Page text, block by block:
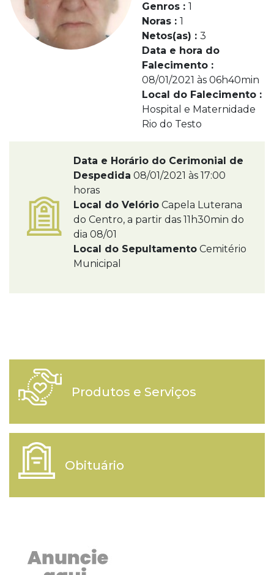
Genros : 1
Noras : 1
Netos(as) : 3
Data e hora do
Falecimento :
08/01/2021 às 06h40min
Local do Falecimento :
Hospital e Maternidade
Rio do Testo
Data e Horário do Cerimonial de
Despedida 08/01/2021 às 17:00
horas
Local do Velório Capela Luterana
do Centro, a partir das 11h30min do
dia 08/01
Local do Sepultamento Cemitério
Municipal
Produtos e Serviços
Obituário